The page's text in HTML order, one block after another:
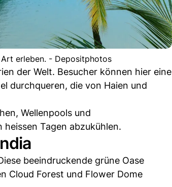
erleben. - Depositphotos
der Welt. Besucher können hier eine
durchqueren, die von Haien und
Wellenpools und
Tagen abzukühlen.
beeindruckende grüne Oase
Cloud Forest und Flower Dome